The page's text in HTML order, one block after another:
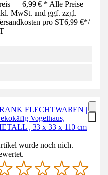
— 6,99 € * Alle Preise
MwSt. und ggf. zzgl.
pro ST6,99 €*/
FLECHTWAREN |
Vogelhaus,
, 33 x 33 x 110 cm
wurde noch nicht